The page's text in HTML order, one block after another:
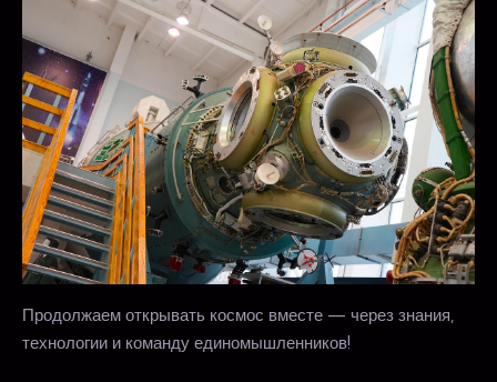
Продолжаем открывать космос вместе — через знания,
технологии и команду единомышленников!